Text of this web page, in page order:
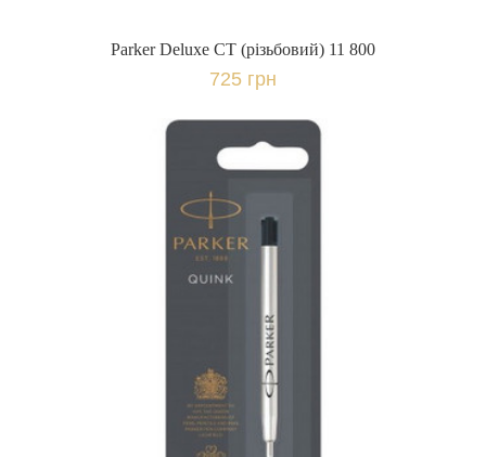
Parker Deluxe CT (різьбовий) 11 800
725 грн